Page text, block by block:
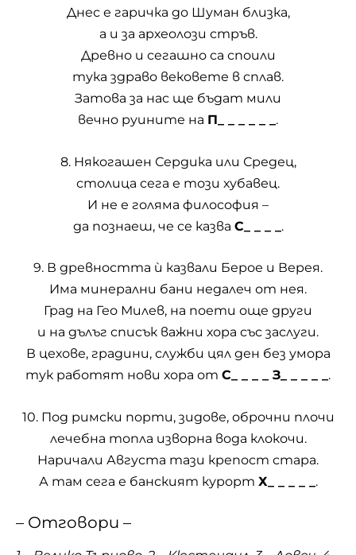
Днес е гаричка до Шуман близка,
а и за археолози стръв.
Древно и сегашно са споили
тука здраво вековете в сплав.
Затова за нас ще бъдат мили
вечно руините на П_ _ _ _ _ _ .
8. Някогашен Сердика или Средец,
столица сега е този хубавец.
И не е голяма философия –
да познаеш, че се казва С_ _ _ _ .
9. В древността ѝ казвали Берое и Верея.
Има минерални бани недалеч от нея.
Град на Гео Милев, на поети още други
и на дълъг списък важни хора със заслуги.
В цехове, градини, служби цял ден без умора
тук работят нови хора от С_ _ _ _ З_ _ _ _ _ .
10. Под римски порти, зидове, оброчни плочи
лечебна топла изворна вода клокочи.
Наричали Августа тази крепост стара.
А там сега е банският курорт Х_ _ _ _ _ .
– Отговори –